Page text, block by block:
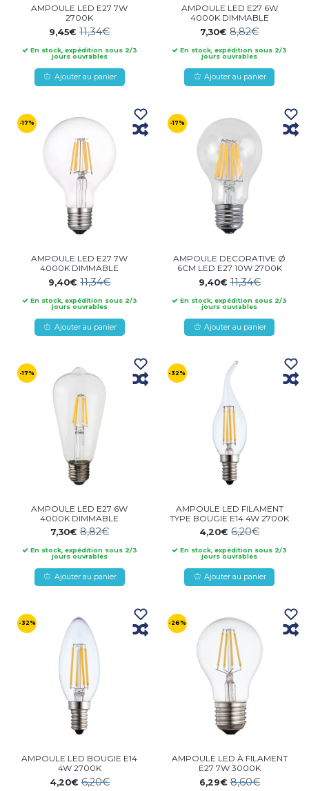
AMPOULE LED E27 7W
2700K
9,45€11,34€
En stock, expédition sous 2/3
jours ouvrables
Ajouter au panier
AMPOULE LED E27 6W
4000K DIMMABLE
7,30€8,82€
En stock, expédition sous 2/3
jours ouvrables
Ajouter au panier
-17%
AMPOULE LED E27 7W
4000K DIMMABLE
9,40€11,34€
En stock, expédition sous 2/3
jours ouvrables
Ajouter au panier
-17%
AMPOULE DECORATIVE Ø
6CM LED E27 10W 2700K
9,40€11,34€
En stock, expédition sous 2/3
jours ouvrables
Ajouter au panier
-17%
AMPOULE LED E27 6W
4000K DIMMABLE
7,30€8,82€
En stock, expédition sous 2/3
jours ouvrables
Ajouter au panier
-32%
AMPOULE LED FILAMENT
TYPE BOUGIE E14 4W 2700K
4,20€6,20€
En stock, expédition sous 2/3
jours ouvrables
Ajouter au panier
-32%
AMPOULE LED BOUGIE E14
4W 2700K
4,20€6,20€
-26%
AMPOULE LED À FILAMENT
E27 7W 3000K
6,29€8,60€